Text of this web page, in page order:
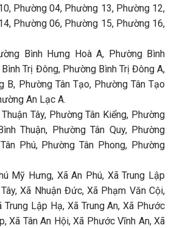
Phường 04, Phường 13, Phường 12,
Phường 06, Phường 15, Phường 16,
Bình Hưng Hoà A, Phường Bình
Trị Đông, Phường Bình Trị Đông A,
B, Phường Tân Tạo, Phường Tân Tạo
An Lạc A.
Tây, Phường Tân Kiểng, Phường
Thuận, Phường Tân Quy, Phường
Phú, Phường Tân Phong, Phường
Mỹ Hưng, Xã An Phú, Xã Trung Lập
Xã Nhuận Đức, Xã Phạm Văn Cội,
Lập Hạ, Xã Trung An, Xã Phước
Xã Tân An Hội, Xã Phước Vĩnh An, Xã